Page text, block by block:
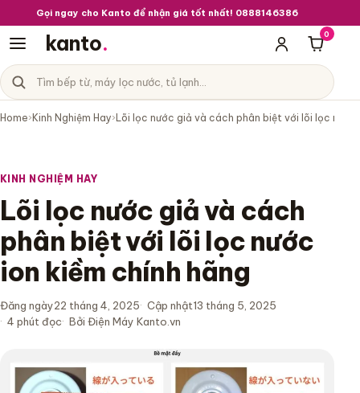
Gọi ngay cho Kanto để nhận giá tốt nhất! 0888146386
kanto.
Tìm sản phẩm
Danh mục sản phẩm
Giỏ
0
Home›Kinh Nghiệm Hay›Lõi lọc nước giả và cách phân biệt với lõi lọc nước
KINH NGHIỆM HAY
Lõi lọc nước giả và cách
phân biệt với lõi lọc nước
ion kiềm chính hãng
Đăng ngày22 tháng 4, 2025 Cập nhật13 tháng 5, 2025
4 phút đọc
Bởi Điện Máy Kanto.vn